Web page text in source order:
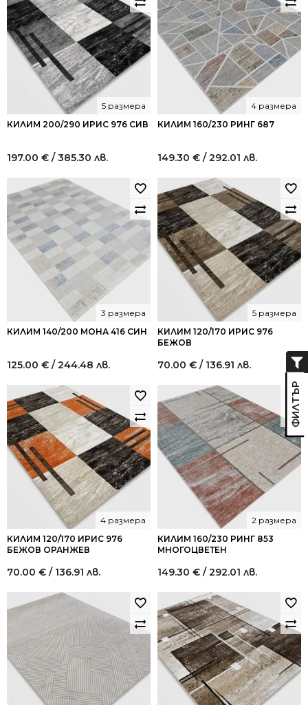
КИЛИМ 200/290 ИРИС 976 СИВ
5 размера
197.00 € / 385.30 лв.
КИЛИМ 160/230 РИНГ 687
4 размера
149.30 € / 292.01 лв.
КИЛИМ 140/200 МОНА 416 СИН
3 размера
125.00 € / 244.48 лв.
КИЛИМ 120/170 ИРИС 976
БЕЖОВ
5 размера
70.00 € / 136.91 лв.
КИЛИМ 120/170 ИРИС 976
БЕЖОВ ОРАНЖЕВ
4 размера
70.00 € / 136.91 лв.
КИЛИМ 160/230 РИНГ 853
МНОГОЦВЕТЕН
2 размера
149.30 € / 292.01 лв.